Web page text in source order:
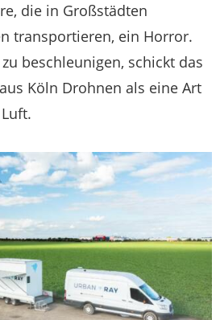
die in Großstädten
transportieren, ein Horror.
beschleunigen, schickt das
Köln Drohnen als eine Art